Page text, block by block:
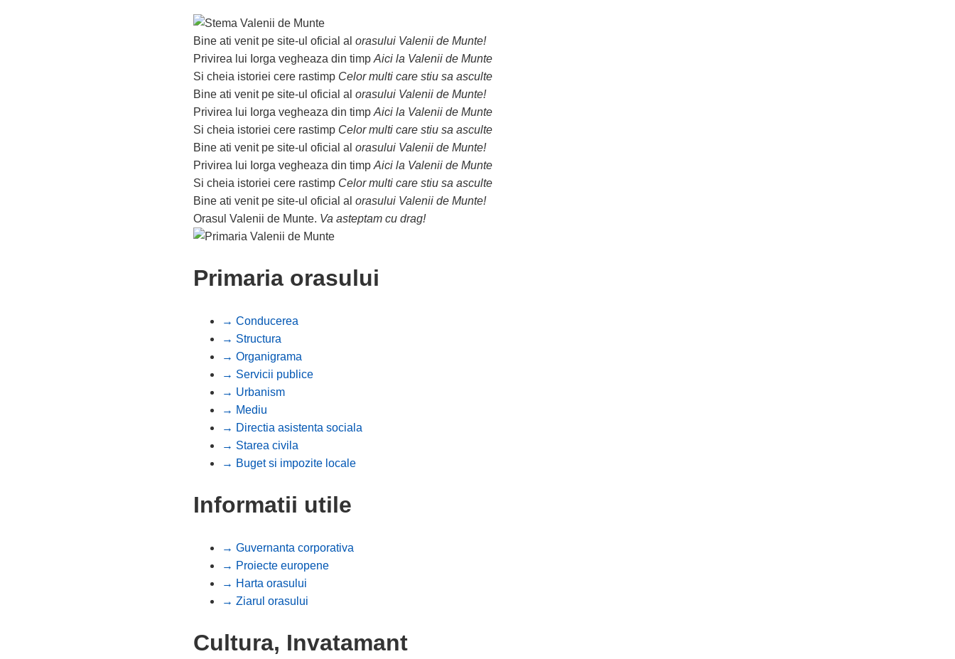
Bine ati venit pe site-ul oficial al orasului Valenii de Munte!
Privirea lui Iorga vegheaza din timp Aici la Valenii de Munte
Si cheia istoriei cere rastimp Celor multi care stiu sa asculte
Bine ati venit pe site-ul oficial al orasului Valenii de Munte!
Privirea lui Iorga vegheaza din timp Aici la Valenii de Munte
Si cheia istoriei cere rastimp Celor multi care stiu sa asculte
Bine ati venit pe site-ul oficial al orasului Valenii de Munte!
Privirea lui Iorga vegheaza din timp Aici la Valenii de Munte
Si cheia istoriei cere rastimp Celor multi care stiu sa asculte
Bine ati venit pe site-ul oficial al orasului Valenii de Munte!
Orasul Valenii de Munte. Va asteptam cu drag!
Primaria orasului
→ Conducerea
→ Structura
→ Organigrama
→ Servicii publice
→ Urbanism
→ Mediu
→ Directia asistenta sociala
→ Starea civila
→ Buget si impozite locale
Informatii utile
→ Guvernanta corporativa
→ Proiecte europene
→ Harta orasului
→ Ziarul orasului
Cultura, Invatamant